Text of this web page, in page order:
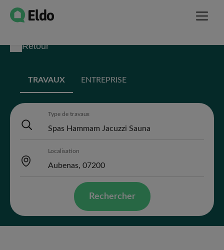
Retour
TRAVAUX ENTREPRISE
Type de travaux
Localisation
Rechercher